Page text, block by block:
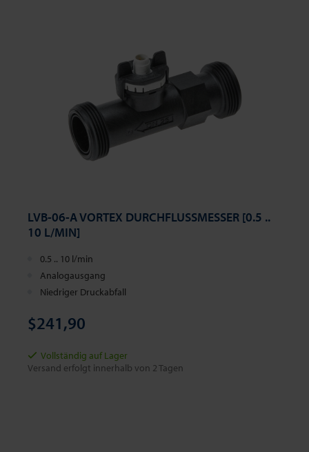
LVB-06-A VORTEX DURCHFLUSSMESSER [0.5 ..
10 L/MIN]
0.5 .. 10 l/min
Analogausgang
Niedriger Druckabfall
$241,90
Vollständig auf Lager
Versand erfolgt innerhalb von 2 Tagen